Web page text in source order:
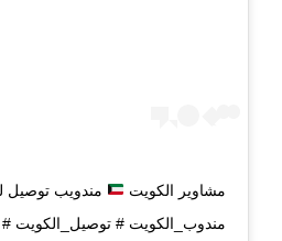
مشاوير الكويت مندويب توصيل
مندوب_الكويت # توصيل_الكويت #